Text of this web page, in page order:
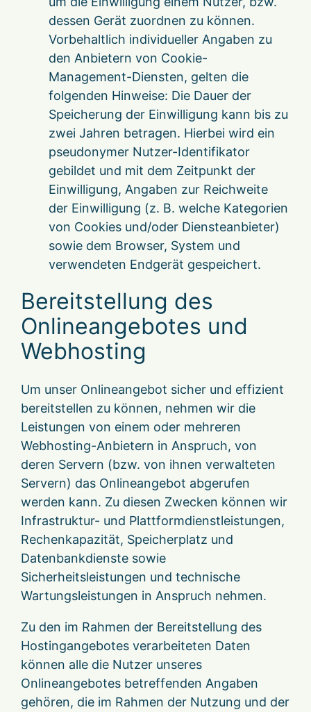
dessen Gerät zuordnen zu können.
Vorbehaltlich individueller Angaben zu
den Anbietern von Cookie-
Management-Diensten, gelten die
folgenden Hinweise: Die Dauer der
Speicherung der Einwilligung kann bis zu
zwei Jahren betragen. Hierbei wird ein
pseudonymer Nutzer-Identifikator
gebildet und mit dem Zeitpunkt der
Einwilligung, Angaben zur Reichweite
der Einwilligung (z. B. welche Kategorien
von Cookies und/oder Diensteanbieter)
sowie dem Browser, System und
verwendeten Endgerät gespeichert.
Bereitstellung des
Onlineangebotes und
Webhosting
Um unser Onlineangebot sicher und effizient
bereitstellen zu können, nehmen wir die
Leistungen von einem oder mehreren
Webhosting-Anbietern in Anspruch, von
deren Servern (bzw. von ihnen verwalteten
Servern) das Onlineangebot abgerufen
werden kann. Zu diesen Zwecken können wir
Infrastruktur- und Plattformdienstleistungen,
Rechenkapazität, Speicherplatz und
Datenbankdienste sowie
Sicherheitsleistungen und technische
Wartungsleistungen in Anspruch nehmen.
Zu den im Rahmen der Bereitstellung des
Hostingangebotes verarbeiteten Daten
können alle die Nutzer unseres
Onlineangebotes betreffenden Angaben
gehören, die im Rahmen der Nutzung und der